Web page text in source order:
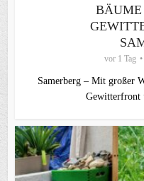
BÄUME
vor 1 Tag
Samerberg – Mit großer
Gewitterfront